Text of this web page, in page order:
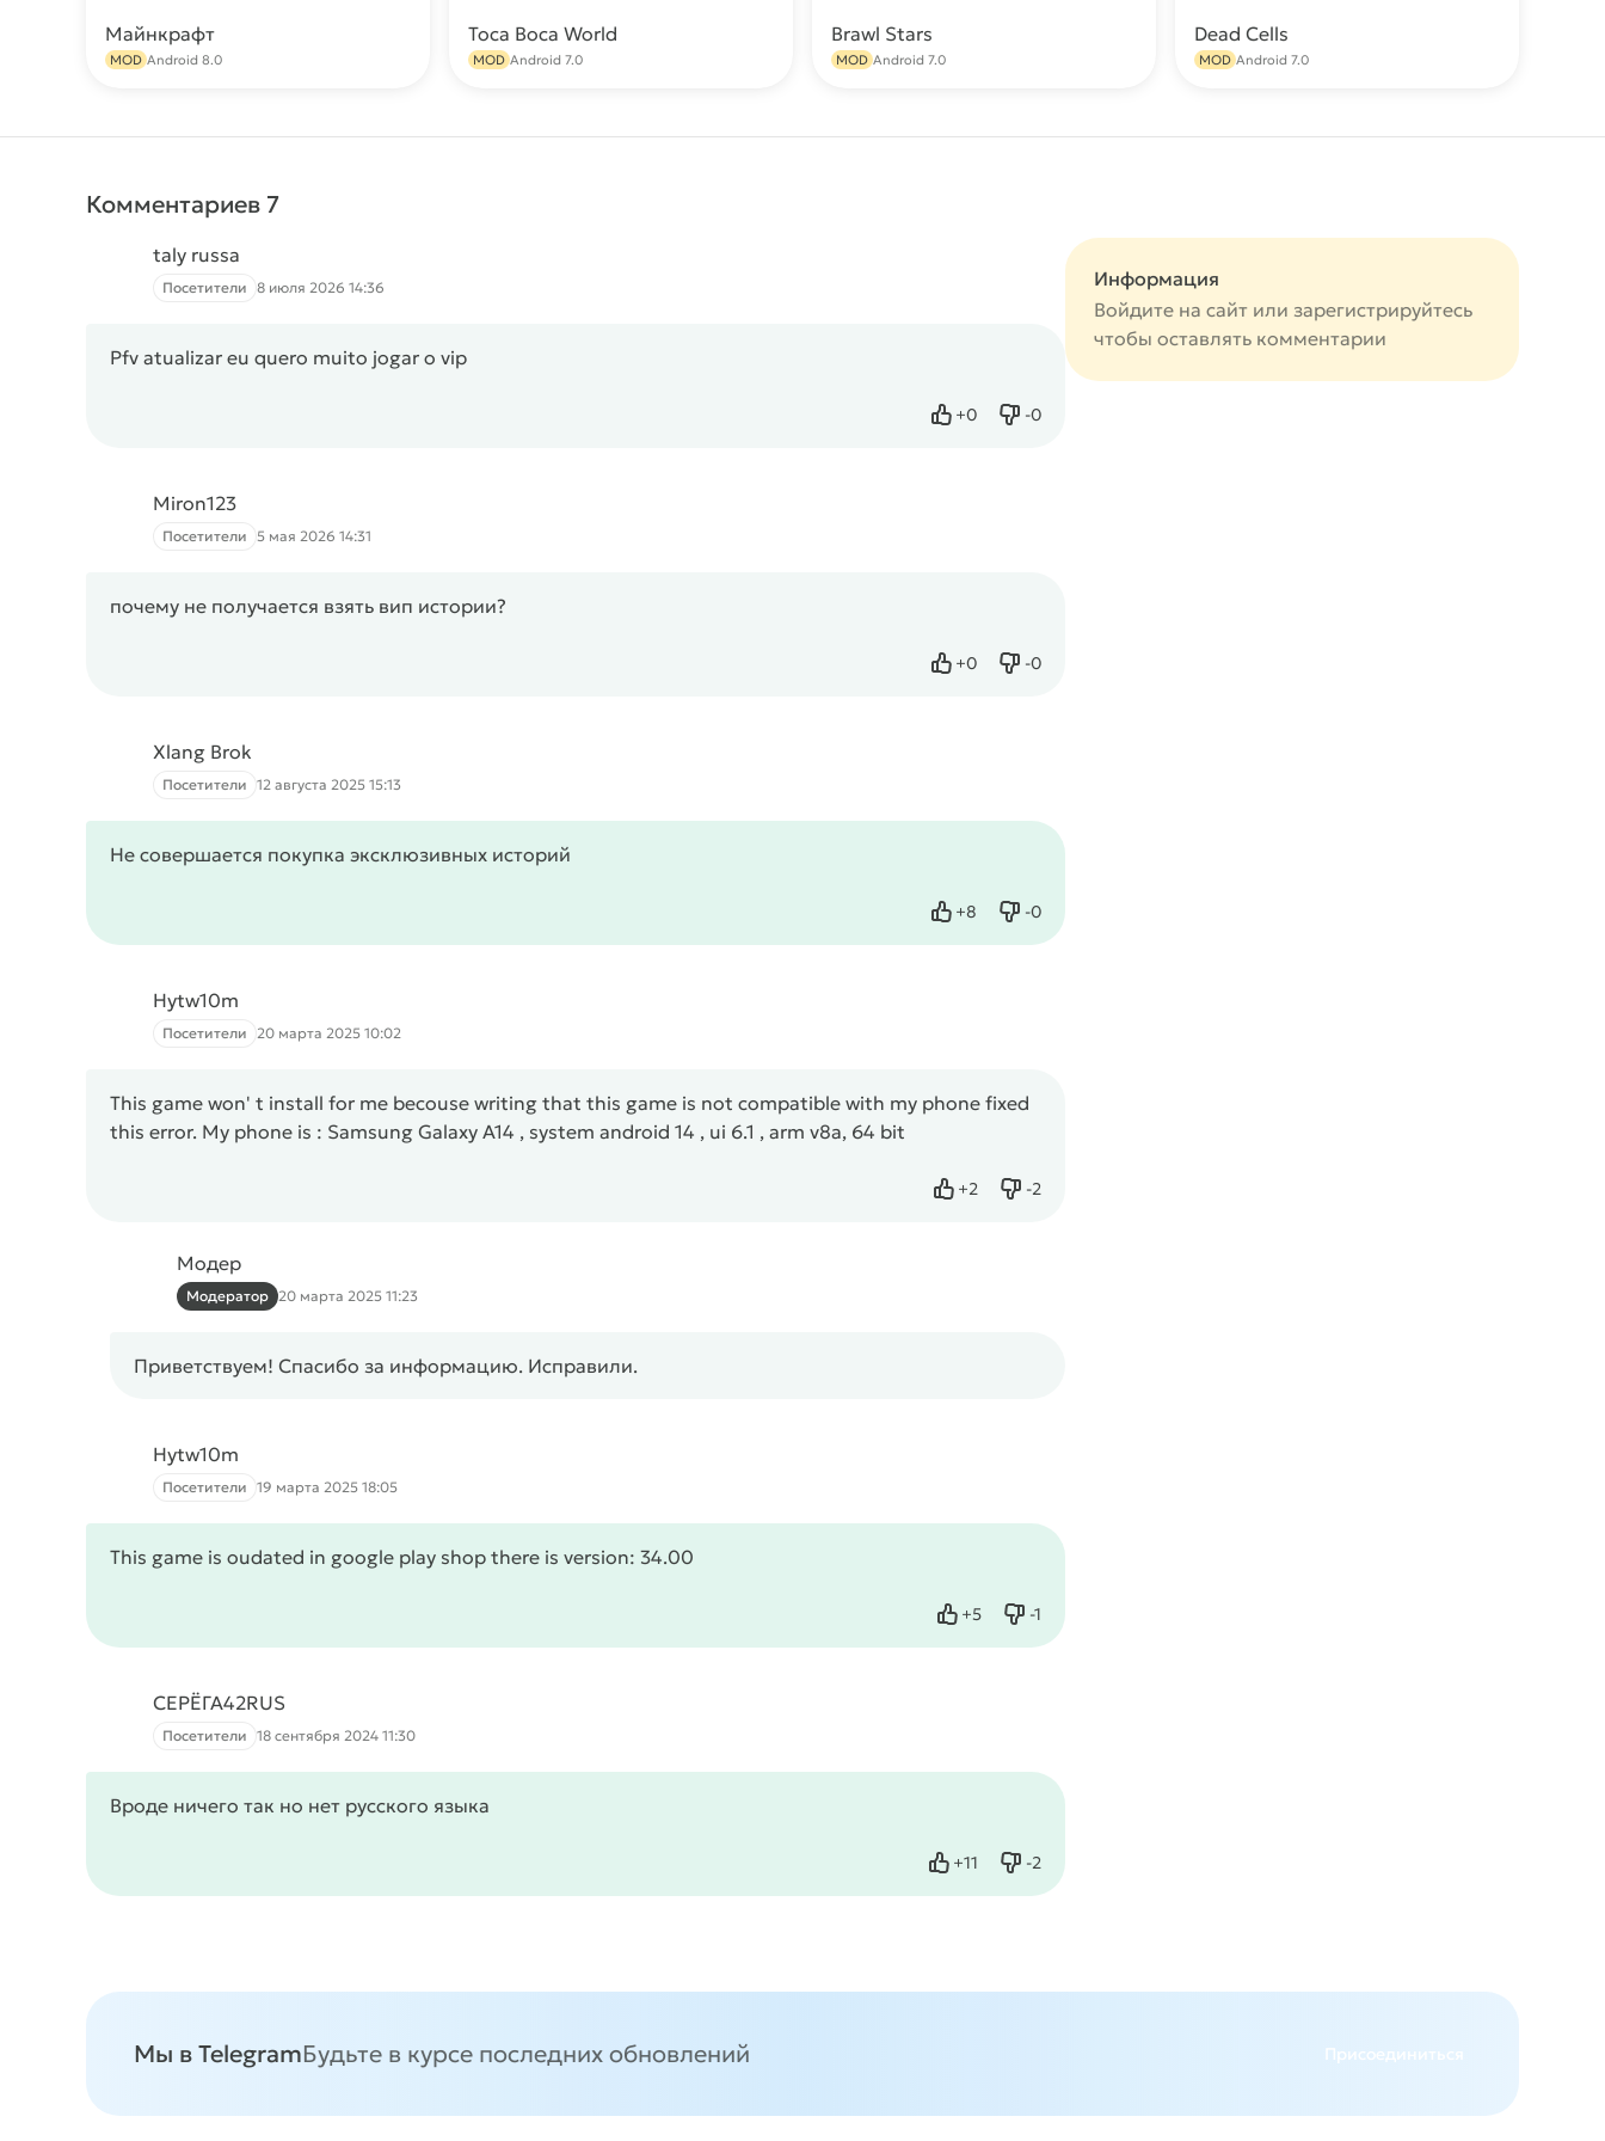
Майнкрафт
MOD Android 8.0
Toca Boca World
MOD Android 7.0
Brawl Stars
MOD Android 7.0
Dead Cells
MOD Android 7.0
Комментариев 7
taly russa
Посетители 8 июля 2026 14:36
Pfv atualizar eu quero muito jogar o vip
+0
Нравится -0
Не нравится
Miron123
Посетители 5 мая 2026 14:31
почему не получается взять вип истории?
+0
Нравится -0
Не нравится
Xlang Brok
Посетители 12 августа 2025 15:13
Не совершается покупка эксклюзивных историй
+8
Нравится -0
Не нравится
Hytw10m
Посетители 20 марта 2025 10:02
This game won' t install for me becouse writing that this game is not compatible with my phone fixed
this error. My phone is : Samsung Galaxy A14 , system android 14 , ui 6.1 , arm v8a, 64 bit
+2
Нравится -2
Не нравится
Модер
Модератор 20 марта 2025 11:23
Приветствуем! Спасибо за информацию. Исправили.
Hytw10m
Посетители 19 марта 2025 18:05
This game is oudated in google play shop there is version: 34.00
+5
Нравится -1
Не нравится
СЕРЁГА42RUS
Посетители 18 сентября 2024 11:30
Вроде ничего так но нет русского языка
+11
Нравится -2
Не нравится
Информация
Войдите на сайт или зарегистрируйтесь
чтобы оставлять комментарии
Мы в TelegramБудьте в курсе последних обновлений Присоединиться